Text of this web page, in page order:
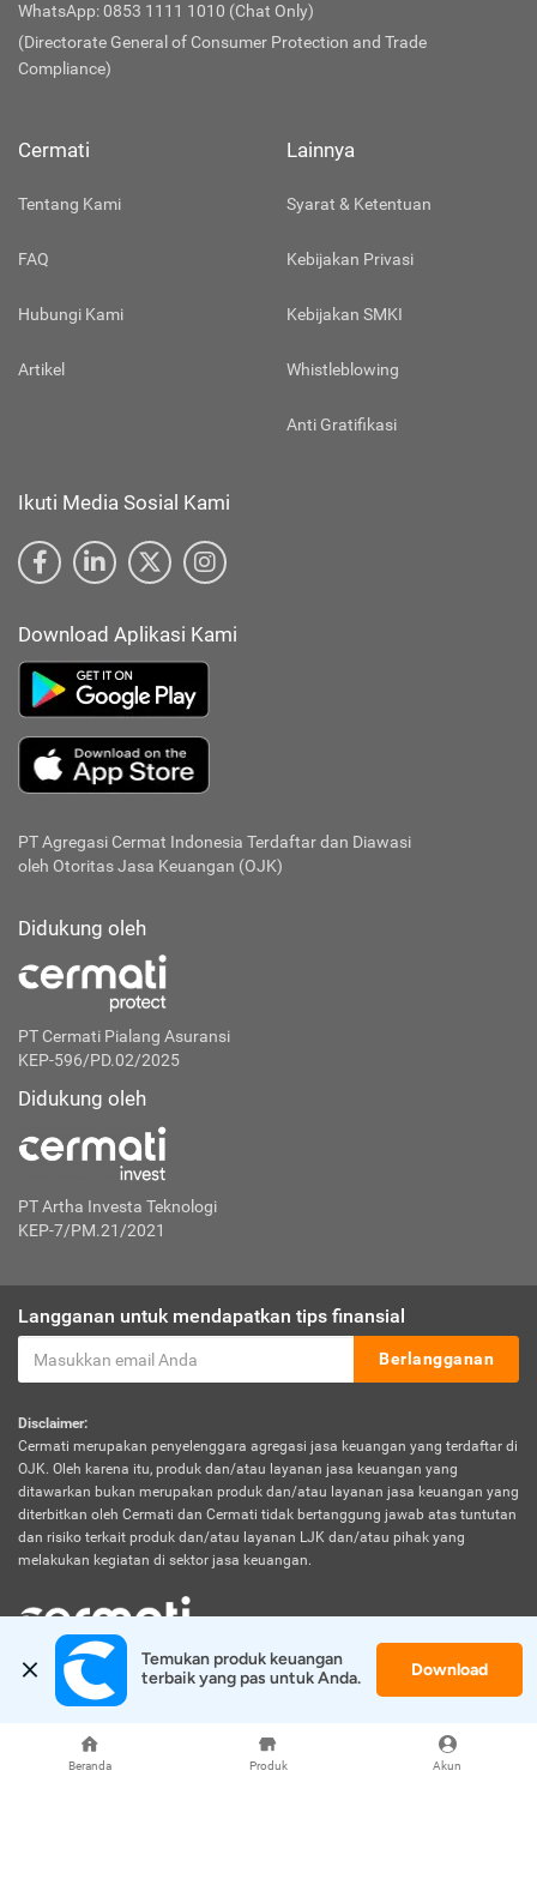
Beranda Produk Akun
WhatsApp: 0853 1111 1010 (Chat Only)
(Directorate General of Consumer Protection and Trade
Compliance)
Cermati
Tentang Kami
FAQ
Hubungi Kami
Artikel
Lainnya
Syarat & Ketentuan
Kebijakan Privasi
Kebijakan SMKI
Whistleblowing
Anti Gratifikasi
Ikuti Media Sosial Kami
Download Aplikasi Kami
PT Agregasi Cermat Indonesia Terdaftar dan Diawasi
oleh Otoritas Jasa Keuangan (OJK)
Didukung oleh
PT Cermati Pialang Asuransi
KEP-596/PD.02/2025
Didukung oleh
PT Artha Investa Teknologi
KEP-7/PM.21/2021
Langganan untuk mendapatkan tips finansial
Berlangganan
Disclaimer:
Cermati merupakan penyelenggara agregasi jasa keuangan yang terdaftar di
OJK. Oleh karena itu, produk dan/atau layanan jasa keuangan yang
ditawarkan bukan merupakan produk dan/atau layanan jasa keuangan yang
diterbitkan oleh Cermati dan Cermati tidak bertanggung jawab atas tuntutan
dan risiko terkait produk dan/atau layanan LJK dan/atau pihak yang
melakukan kegiatan di sektor jasa keuangan.
© 2026 Cermati. All Rights Reserved.
Temukan produk keuangan
terbaik yang pas untuk Anda.
Download